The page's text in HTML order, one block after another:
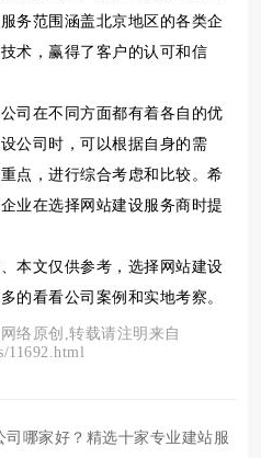
务范围涵盖北京地区的各类企
术，赢得了客户的认可和信
司在不同方面都有着各自的优
公司时，可以根据自身的需
点，进行综合考虑和比较。希
业在选择网站建设服务商时提
本文仅供参考，选择网站建设
的看看公司案例和实地考察。
络原创,转载请注明来自
11692.html
司哪家好？精选十家专业建站服